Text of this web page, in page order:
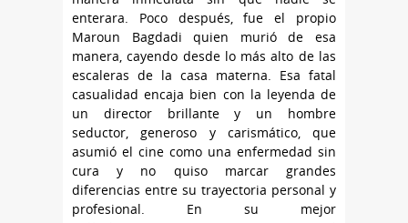
enterara. Poco después, fue el propio
Maroun Bagdadi quien murió de esa
manera, cayendo desde lo más alto de las
escaleras de la casa materna. Esa fatal
casualidad encaja bien con la leyenda de
un director brillante y un hombre
seductor, generoso y carismático, que
asumió el cine como una enfermedad sin
cura y no quiso marcar grandes
diferencias entre su trayectoria personal y
profesional. En su mejor